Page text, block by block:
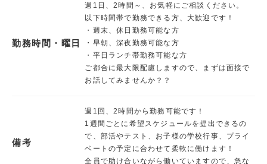
勤務時間・曜日
週1日、2時間～、お気軽にご相談ください。
以下時間帯で勤務できる方、大歓迎です！
・週末、休日勤務可能な方
・早朝、深夜勤務可能な方
・平日ランチ帯勤務可能な方
ご都合に最大限配慮しますので、まずは面接で
お話してみませんか？？
備考
週1回、2時間から勤務可能です！
1週間ごとに希望スケジュールを提出できるの
で、部活やテスト、お子様の学校行事、プライ
ベートの予定に合わせて柔軟に働けます！
全員で助け合いながら働いていますので、急な